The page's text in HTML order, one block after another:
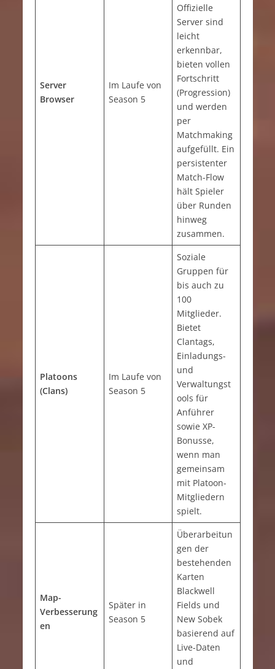
Server
Browser
Im Laufe von
Season 5
Offizielle
Server sind
leicht
erkennbar,
bieten vollen
Fortschritt
(Progression)
und werden
per
Matchmaking
aufgefüllt. Ein
persistenter
Match-Flow
hält Spieler
über Runden
hinweg
zusammen.
Platoons
(Clans)
Im Laufe von
Season 5
Soziale
Gruppen für
bis auch zu
100
Mitglieder.
Bietet
Clantags,
Einladungs-
und
Verwaltungst
ools für
Anführer
sowie XP-
Bonusse,
wenn man
gemeinsam
mit Platoon-
Mitgliedern
spielt.
Map-
Verbesserung
en
Später in
Season 5
Überarbeitun
gen der
bestehenden
Karten
Blackwell
Fields und
New Sobek
basierend auf
Live-Daten
und